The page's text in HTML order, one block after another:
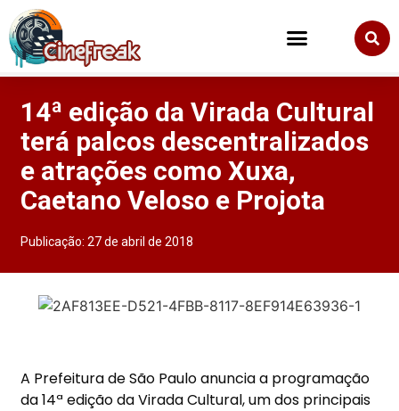
14ª edição da Virada Cultural
terá palcos descentralizados
e atrações como Xuxa,
Caetano Veloso e Projota
Publicação:27 de abril de 2018
A Prefeitura de São Paulo anuncia a programação
da 14ª edição da Virada Cultural, um dos principais